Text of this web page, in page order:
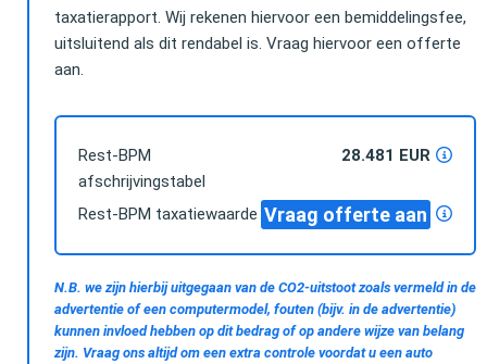
taxatierapport. Wij rekenen hiervoor een bemiddelingsfee,
uitsluitend als dit rendabel is. Vraag hiervoor een offerte
aan.
Rest-BPM
afschrijvingstabel
28.481 EUR
Rest-BPM taxatiewaarde Vraag offerte aan
N.B. we zijn hierbij uitgegaan van de CO2-uitstoot zoals vermeld in de
advertentie of een computermodel, fouten (bijv. in de advertentie)
kunnen invloed hebben op dit bedrag of op andere wijze van belang
zijn. Vraag ons altijd om een extra controle voordat u een auto